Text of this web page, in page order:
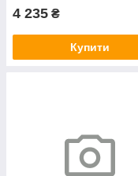
4 235 ₴
Купити